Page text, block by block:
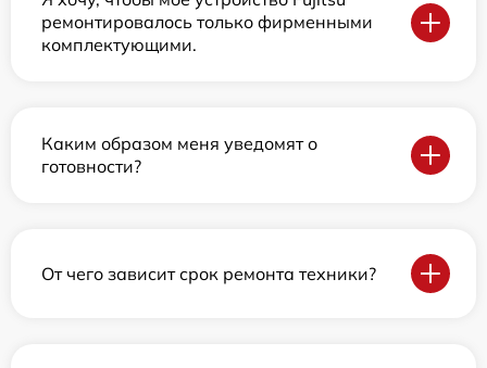
ремонтировалось только фирменными
комплектующими.
Каким образом меня уведомят о
готовности?
От чего зависит срок ремонта техники?